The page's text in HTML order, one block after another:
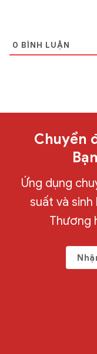
0 BÌNH LUẬN
Chuyển
Ứng dụng
suất và sinh
Thương